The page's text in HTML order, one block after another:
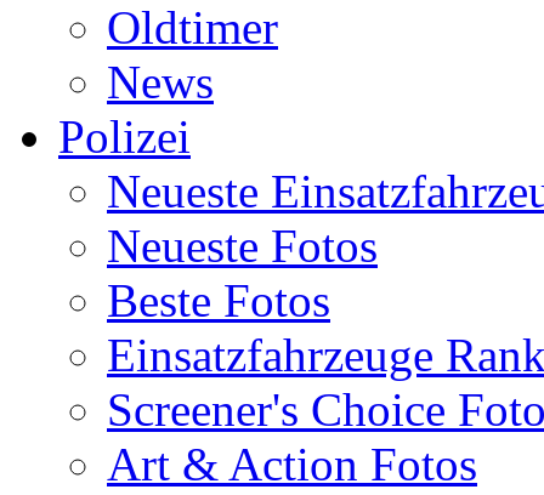
Oldtimer
News
Polizei
Neueste
Neueste Fotos
Beste Fotos
Einsatzfahrzeuge
Screener's Choice
Art & Action Fotos